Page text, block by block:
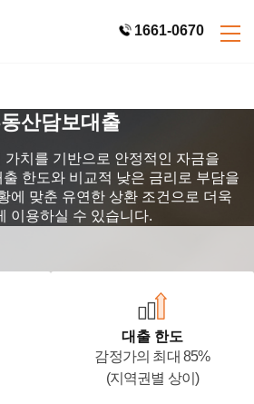
1661-0670
산담보대출
가치를 기반으로 안정적인 자금을
출 한도와 비교적 낮은 금리로 부담을
에 맞춘 유연한 상환 조건으로 더욱
이용하실 수 있습니다.
대출 한도
감정가의 최대 85%
(지역권별 상이)